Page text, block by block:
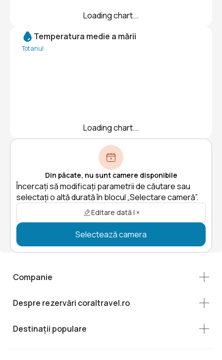
Loading chart...
Temperatura medie a mării
Tot anul
Loading chart...
Din păcate, nu sunt camere disponibile
Încercați să modificați parametrii de căutare sau
selectați o altă durată în blocul „Selectare cameră”.
Editare dată | ×
Selectează camera
Companie
Despre rezervări coraltravel.ro
Destinații populare